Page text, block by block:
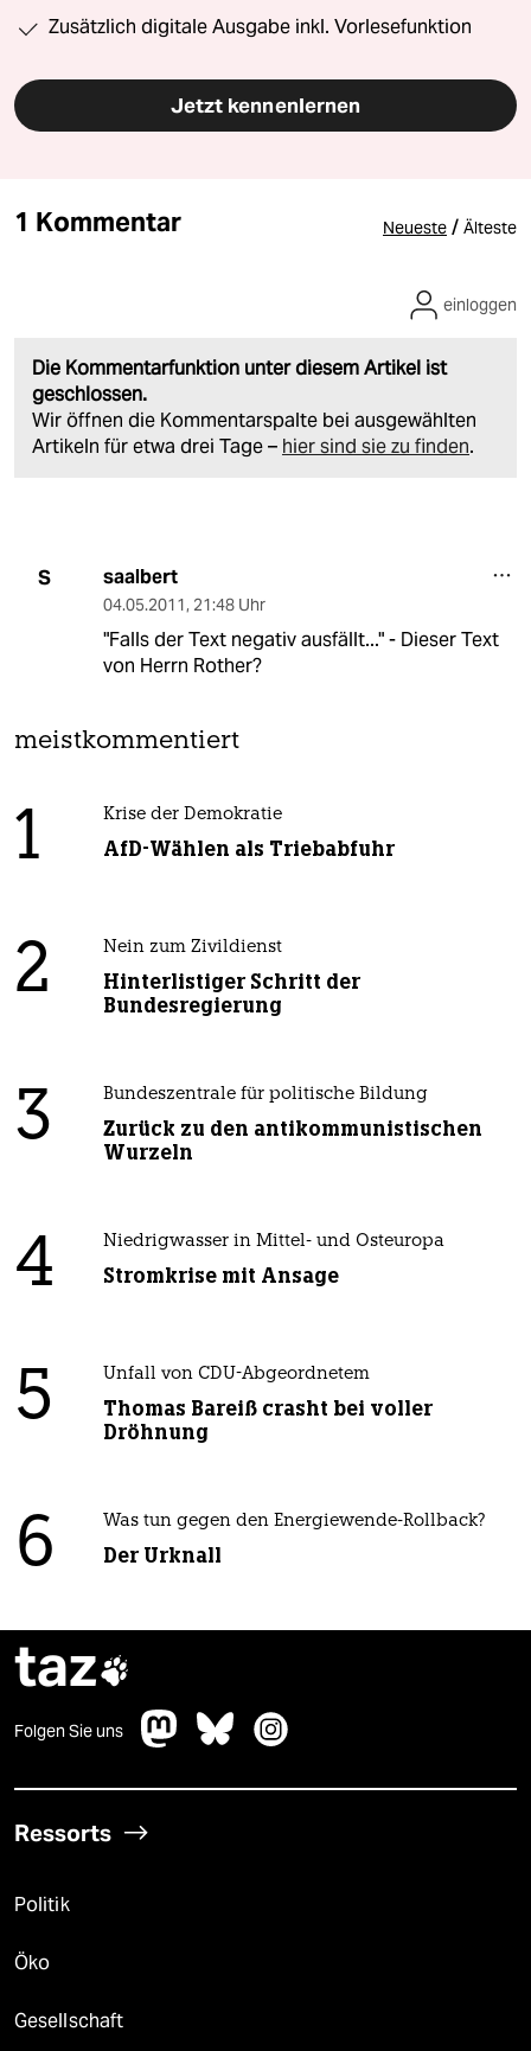
Zusätzlich digitale Ausgabe inkl. Vorlesefunktion
Jetzt kennenlernen
1 Kommentar Neueste / Älteste
Die Kommentarfunktion unter diesem Artikel ist
geschlossen.
Wir öffnen die Kommentarspalte bei ausgewählten
Artikeln für etwa drei Tage – hier sind sie zu finden.
einloggen
S saalbert
04.05.2011, 21:48 Uhr
"Falls der Text negativ ausfällt..." - Dieser Text
von Herrn Rother?
meistkommentiert
1 Krise der Demokratie
AfD-Wählen als Triebabfuhr
2 Nein zum Zivildienst
Hinterlistiger Schritt der
Bundesregierung
3 Bundeszentrale für politische Bildung
Zurück zu den antikommunistischen
Wurzeln
4 Niedrigwasser in Mittel- und Osteuropa
Stromkrise mit Ansage
5 Unfall von CDU-Abgeordnetem
Thomas Bareiß crasht bei voller
Dröhnung
6 Was tun gegen den Energiewende-Rollback?
Der Urknall
taz
Folgen Sie uns
Ressorts
Politik
Öko
Gesellschaft